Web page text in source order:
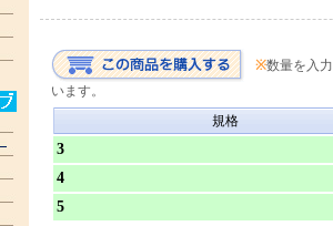
※数量を入
います。
規格
3
4
5